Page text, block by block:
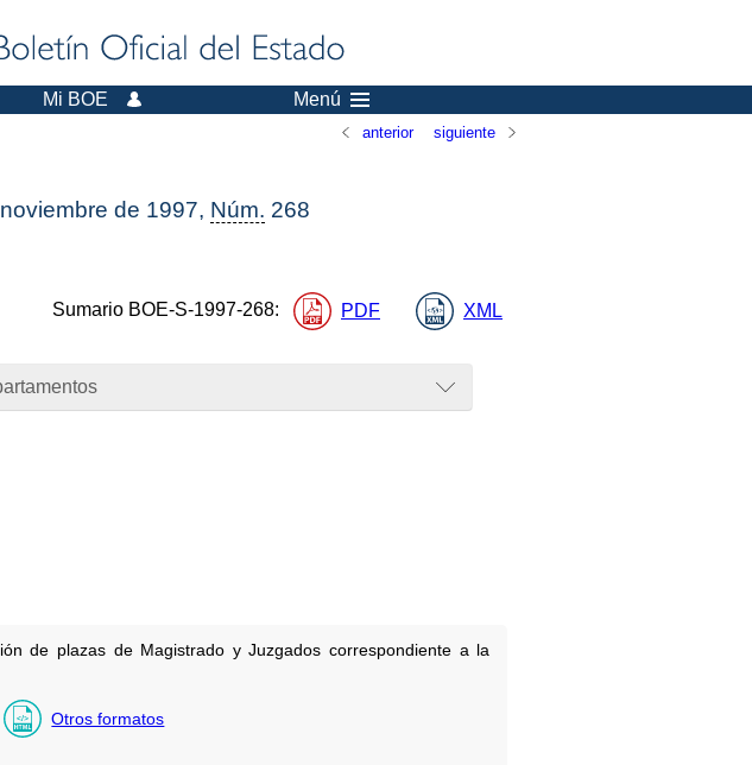
Mi BOE Menú
anterior siguiente
de 1997, Núm. 268
Sumario BOE-S-1997-268: PDF XML
de plazas de Magistrado y Juzgados correspondiente a la
Otros formatos